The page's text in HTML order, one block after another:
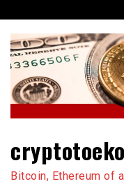
naar
inhoud
Bitcoin, Ethereum of